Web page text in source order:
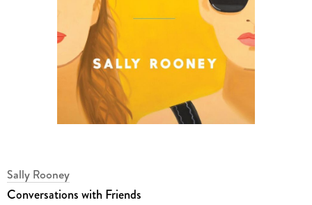
Sally Rooney
Conversations with Friends